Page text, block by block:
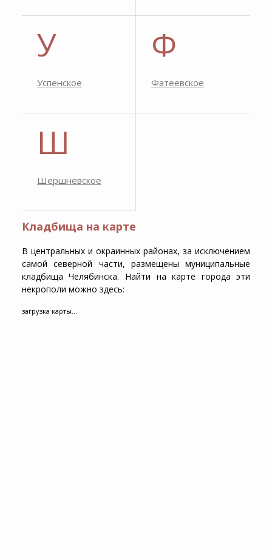
У
Успенское
Ф
Фатеевское
Ш
Шершневское
Кладбища на карте
В центральных и окраинных районах, за исключением
самой северной части, размещены муниципальные
кладбища Челябинска. Найти на карте города эти
некрополи можно здесь:
загрузка карты...